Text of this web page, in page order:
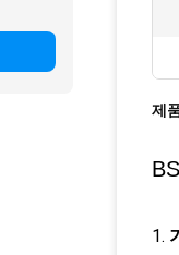
제
1.